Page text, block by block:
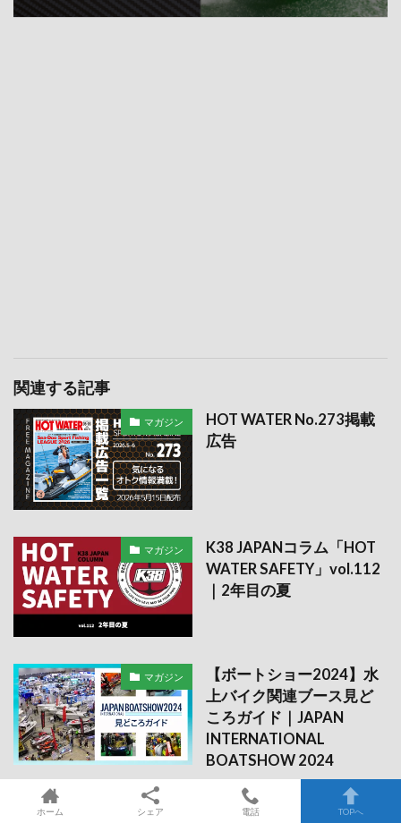
関連する記事
マガジン
HOT WATER No.273掲載
広告
マガジン
K38 JAPANコラム「HOT
WATER SAFETY」vol.112
｜2年目の夏
マガジン
【ボートショー2024】水
上バイク関連ブース見ど
ころガイド｜JAPAN
INTERNATIONAL
BOATSHOW 2024
ホーム シェア 電話 TOPへ